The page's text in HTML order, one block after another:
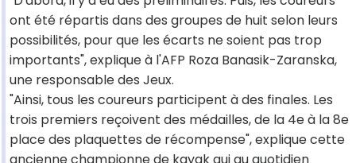
ont été répartis dans des groupes de huit selon leurs
possibilités, pour que les écarts ne soient pas trop
importants", explique à l'AFP Roza Banasik-Zaranska,
une responsable des Jeux.
"Ainsi, tous les coureurs participent à des finales. Les
trois premiers reçoivent des médailles, de la 4e à la 8e
place des plaquettes de récompense", explique cette